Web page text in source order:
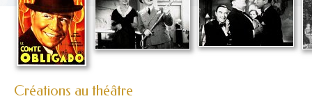
Créations au théâtre